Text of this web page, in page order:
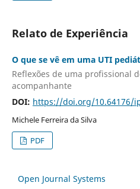
Relato de Experiência
O que se vê em uma UTI
Reflexões de uma profissional
acompanhante
DOI: https://doi.org/10.64176/
Michele Ferreira da Silva
PDF
Open Journal Systems